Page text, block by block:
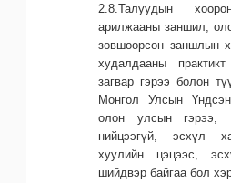
2.8.Талуудын
арилжааны заншил,
зөвшөөрсөн заншлын
худалдааны
загвар гэрээ болон
Монгол Улсын
олон улсын гэрээ,
нийцээгүй, эсхүл
хуулийн цэцээс,
шийдвэр байгаа бол